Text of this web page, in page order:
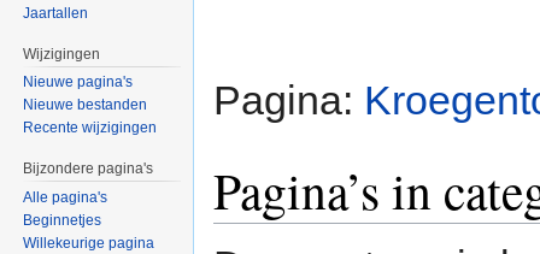
Pagina:
Pagina’s in
Jaartallen
Wijzigingen
Nieuwe pagina's
Nieuwe bestanden
Recente wijzigingen
Bijzondere pagina's
Alle pagina's
Beginnetjes
Willekeurige pagina